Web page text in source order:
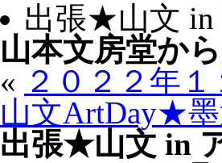
出張★山文 in
山本文房堂か
« ２０２２年
山文ArtDay★
出張★山文 in